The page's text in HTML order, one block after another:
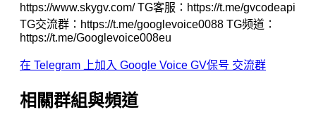
https://www.skygv.com/ TG客服：https://t.me/gvcodeapi
TG交流群：https://t.me/googlevoice0088 TG频道：
https://t.me/Googlevoice008eu
在 Telegram 上加入 Google Voice GV保号 交流群
相關群組與頻道